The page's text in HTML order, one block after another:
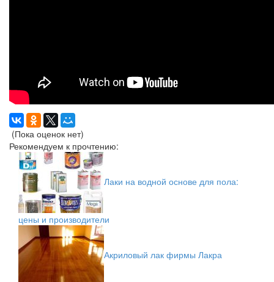
(Пока оценок нет)
Рекомендуем к прочтению:
Лаки на водной основе для пола:
цены и производители
Акриловый лак фирмы Лакра